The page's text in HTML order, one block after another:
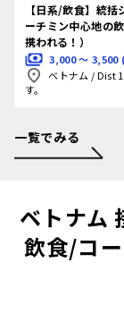
【日系/飲食】統括
ーチミン中心地の
携われる！）
3,000 〜 3,500
ベトナム /Dist
す。
一覧でみる
ベトナム
飲食/コ